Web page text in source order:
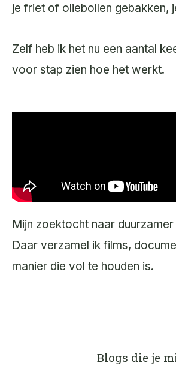
je friet of oliebollen gebakken,
Zelf heb ik het nu een aantal
voor stap zien hoe het werkt.
Mijn zoektocht naar
Daar verzamel ik films,
manier die vol te houden is.
Blogs die je